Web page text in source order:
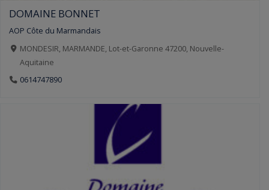
DOMAINE BONNET
AOP Côte du Marmandais
MONDESIR, MARMANDE, Lot-et-Garonne 47200, Nouvelle-
Aquitaine
0614747890